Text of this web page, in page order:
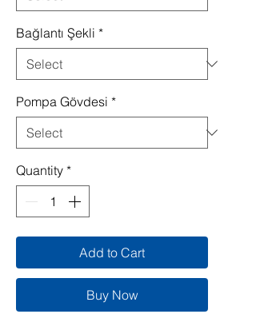
Bağlantı Şekli *
Pompa Gövdesi *
Quantity *
Add to Cart
Buy Now